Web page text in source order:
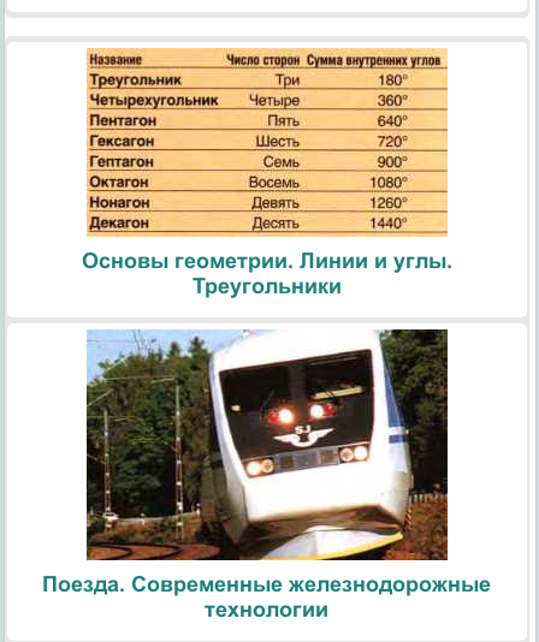
Основы геометрии. Линии и углы.
Треугольники
Поезда. Современные железнодорожные
технологии